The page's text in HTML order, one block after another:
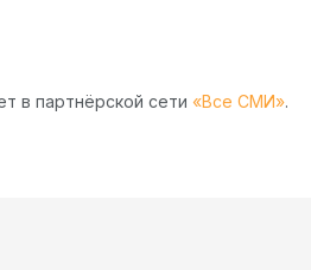
в партнёрской сети «Все СМИ».